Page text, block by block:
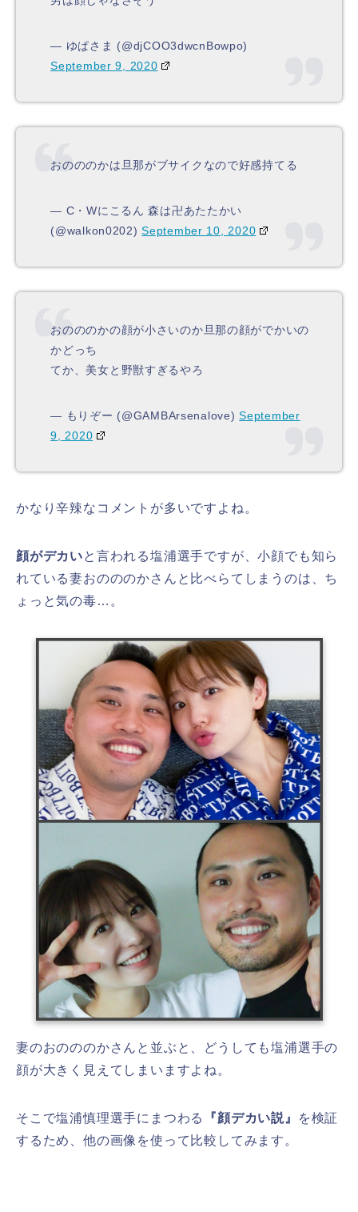
— ゆぱさま (@djCOO3dwcnBowpo)
September 9, 2020
おのののかは旦那がブサイクなので好感持てる
— C・Wにこるん 森は卍あたたかい
(@walkon0202)September 10, 2020
おのののかの顔が小さいのか旦那の顔がでかいの
かどっち
てか、美女と野獣すぎるやろ
— もりぞー (@GAMBArsenalove)September
9, 2020
かなり辛辣なコメントが多いですよね。
顔がデカいと言われる塩浦選手ですが、小顔でも知ら
れている妻おのののかさんと比べらてしまうのは、ち
ょっと気の毒…。
妻のおのののかさんと並ぶと、どうしても塩浦選手の
顔が大きく見えてしまいますよね。
そこで塩浦慎理選手にまつわる 『顔デカい説』
を検証
するため、他の画像を使って比較してみます。